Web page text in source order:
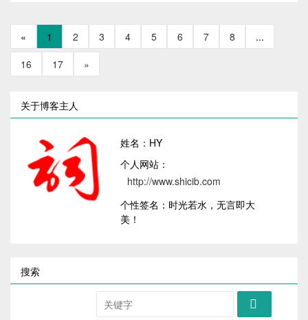
« 1 2 3 4 5 6 7 8
...
16
17 »
关于博客主人
姓名：HY
个人网站：
http://www.shicib.com
个性签名：时光若水，无言即大
美！
搜索
